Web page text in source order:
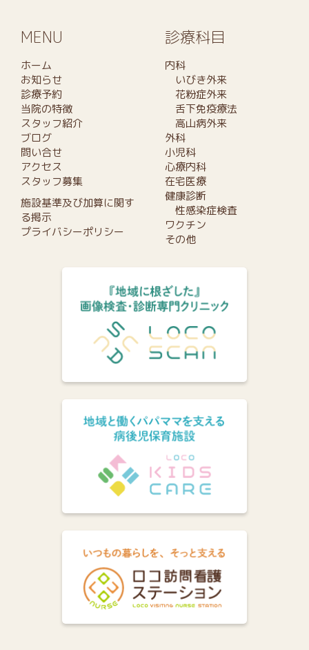
MENU
ホーム
お知らせ
診療予約
当院の特徴
スタッフ紹介
ブログ
問い合せ
アクセス
スタッフ募集
施設基準及び加算に関す
る掲示
プライバシーポリシー
診療科目
内科
いびき外来
花粉症外来
舌下免疫療法
高山病外来
外科
小児科
心療内科
在宅医療
健康診断
性感染症検査
ワクチン
その他